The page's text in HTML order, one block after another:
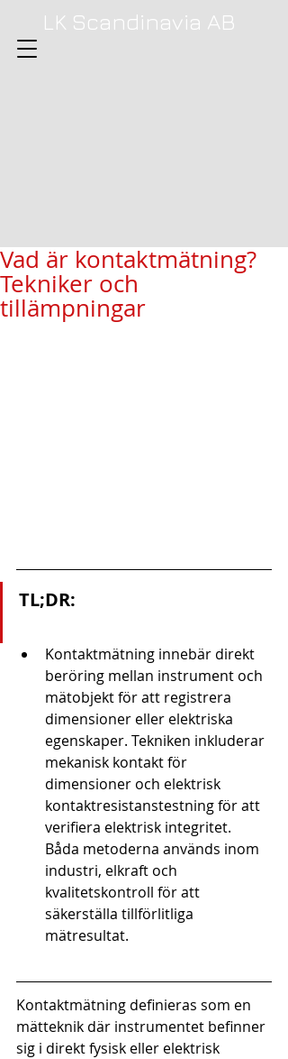
LK Scandinavia AB
Vad är kontaktmätning?
Tekniker och
tillämpningar
TL;DR:
Kontaktmätning innebär direkt
beröring mellan instrument och
mätobjekt för att registrera
dimensioner eller elektriska
egenskaper. Tekniken inkluderar
mekanisk kontakt för
dimensioner och elektrisk
kontaktresistanstestning för att
verifiera elektrisk integritet.
Båda metoderna används inom
industri, elkraft och
kvalitetskontroll för att
säkerställa tillförlitliga
mätresultat.
Kontaktmätning definieras som en
mätteknik där instrumentet befinner
sig i direkt fysisk eller elektrisk